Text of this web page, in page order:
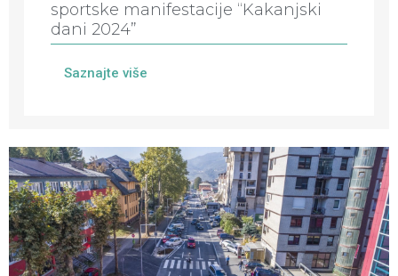
sportske manifestacije “Kakanjski
dani 2024”
Saznajte više